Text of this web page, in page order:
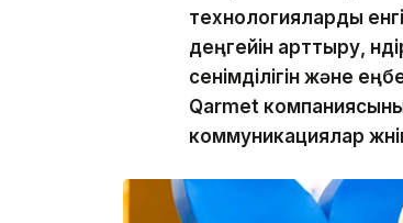
технологияларды
деңгейін арттыру,
сенімділігін және
Qarmet
коммуникациялар